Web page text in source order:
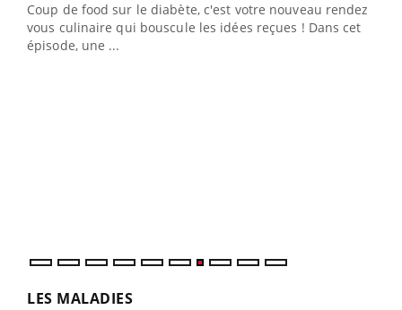
Coup de food sur le diabète, c'est votre nouveau rendez-
vous culinaire qui bouscule les idées reçues ! Dans cet
épisode, une ...
LES MALADIES